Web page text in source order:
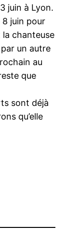
juin à Lyon.
8 juin pour
chanteuse
un autre
au
que
sont déjà
qu’elle